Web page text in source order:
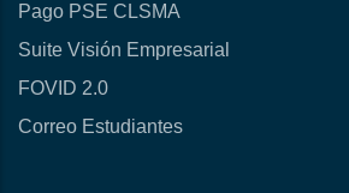
Pago PSE CLSMA
Suite Visión Empresarial
FOVID 2.0
Correo Estudiantes